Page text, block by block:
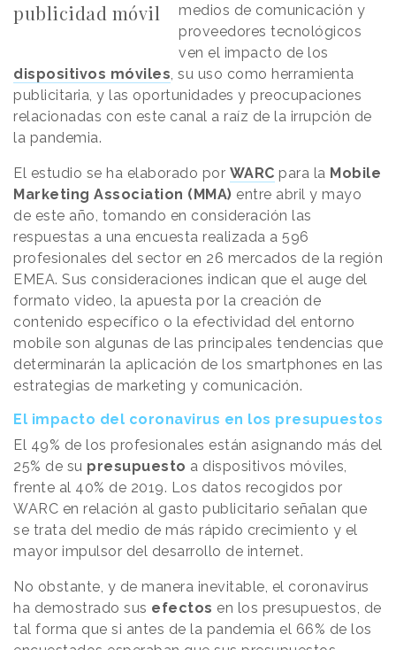
publicidad móvil
medios de comunicación y
proveedores tecnológicos
ven el impacto de los
dispositivos móviles, su uso como herramienta
publicitaria, y las oportunidades y preocupaciones
relacionadas con este canal a raíz de la irrupción de
la pandemia.
El estudio se ha elaborado por WARC para la Mobile
Marketing Association (MMA) entre abril y mayo
de este año, tomando en consideración las
respuestas a una encuesta realizada a 596
profesionales del sector en 26 mercados de la región
EMEA. Sus consideraciones indican que el auge del
formato video, la apuesta por la creación de
contenido específico o la efectividad del entorno
mobile son algunas de las principales tendencias que
determinarán la aplicación de los smartphones en las
estrategias de marketing y comunicación.
El impacto del coronavirus en los presupuestos
El 49% de los profesionales están asignando más del
25% de su presupuesto a dispositivos móviles,
frente al 40% de 2019. Los datos recogidos por
WARC en relación al gasto publicitario señalan que
se trata del medio de más rápido crecimiento y el
mayor impulsor del desarrollo de internet.
No obstante, y de manera inevitable, el coronavirus
ha demostrado sus efectos en los presupuestos, de
tal forma que si antes de la pandemia el 66% de los